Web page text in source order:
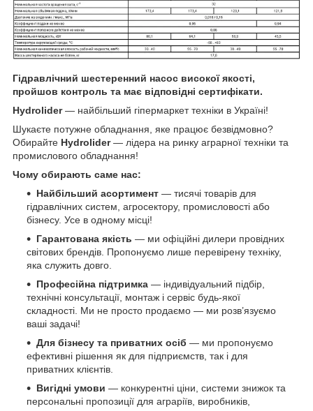
Гідравлічний шестеренний насос високої якості,
пройшов контроль та має відповідні сертифікати.
Hydrolider— найбільший гіпермаркет техніки в Україні!
Шукаєте потужне обладнання, яке працює безвідмовно?
Обирайте Hydrolider— лідера на ринку аграрної техніки та
промислового обладнання!
Чому обирають саме нас:
Найбільший асортимент — тисячі товарів для
гідравлічних систем, агросектору, промисловості або
бізнесу. Усе в одному місці!
Гарантована якість — ми офіційні дилери провідних
світових брендів. Пропонуємо лише перевірену техніку,
яка служить довго.
Професійна підтримка — індивідуальний підбір,
технічні консультації, монтаж і сервіс будь-якої
складності. Ми не просто продаємо — ми розв’язуємо
ваші задачі!
Для бізнесу та приватних осіб — ми пропонуємо
ефективні рішення як для підприємств, так і для
приватних клієнтів.
Вигідні умови — конкурентні ціни, системи знижок та
персональні пропозиції для аграріїв, виробників,